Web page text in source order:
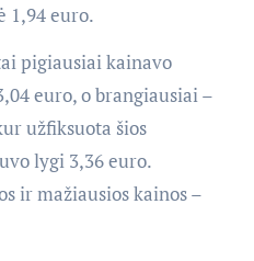
1,94 euro.
pigiausiai kainavo
euro, o brangiausiai –
užfiksuota šios
lygi 3,36 euro.
ir mažiausios kainos –